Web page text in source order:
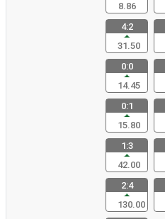
8.86
4:2
31.50
0:0
14.45
0:1
15.80
1:3
42.00
2:4
130.00